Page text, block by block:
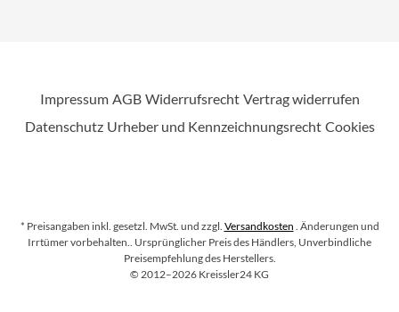
Impressum AGB Widerrufsrecht Vertrag widerrufen
Datenschutz Urheber und Kennzeichnungsrecht Cookies
* Preisangaben inkl. gesetzl. MwSt. und zzgl. Versandkosten . Änderungen und
Irrtümer vorbehalten.
. Ursprünglicher Preis des Händlers, Unverbindliche
Preisempfehlung des Herstellers.
© Copyright
2012–2026 Kreissler24 KG